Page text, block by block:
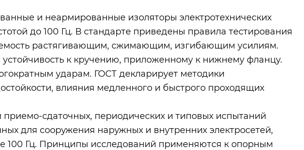
и неармированные изоляторы электротехнических
до 100 Гц. В стандарте приведены правила тестирования
растягивающим, сжимающим, изгибающим усилиям.
к кручению, приложенному к нижнему фланцу.
ударам. ГОСТ декларирует методики
влияния медленного и быстрого проходящих
приемо-сдаточных, периодических и типовых испытаний
для сооружения наружных и внутренних электросетей,
100 Гц. Принципы исследований применяются к опорным